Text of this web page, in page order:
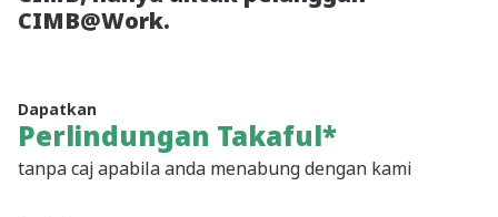
CIMB@Work.
Dapatkan
Perlindungan Takaful*
tanpa caj apabila anda menabungdengan kami